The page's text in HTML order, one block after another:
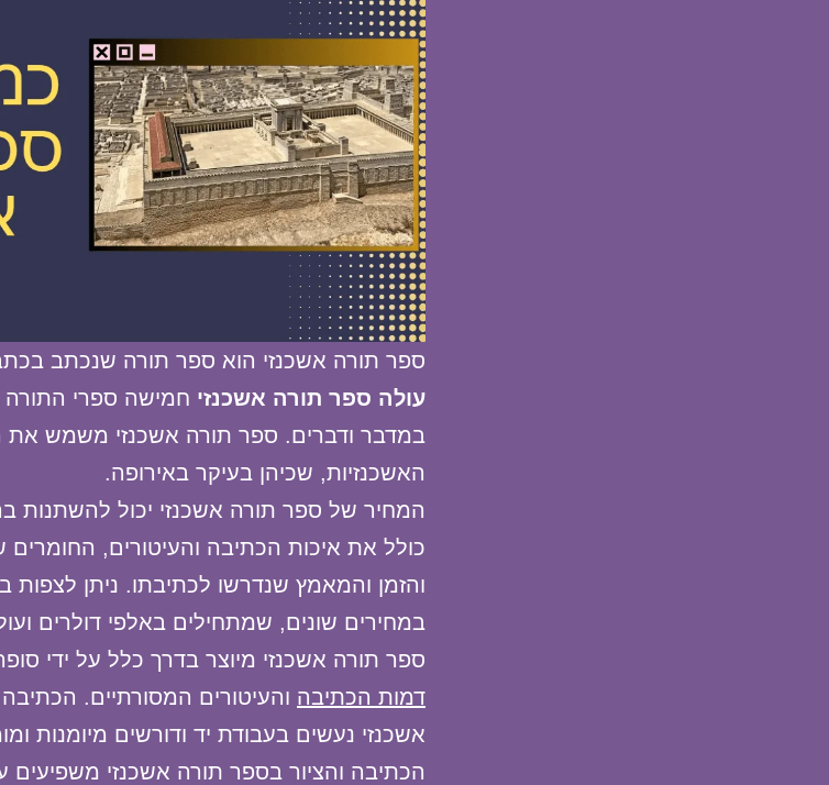
ספר תורה אשכנזי הוא ספר תורה שנכתב
עולה ספר תורה אשכנזי חמישה ספרי
במדבר ודברים. ספר תורה אשכנזי משמש את
האשכנזיות, שכיהן בעיקר באירופה.
המחיר של ספר תורה אשכנזי יכול להשתנות
כולל את איכות הכתיבה והעיטורים,
והזמן והמאמץ שנדרשו לכתיבתו. ניתן לצפות
במחירים שונים, שמתחילים באלפי דולרים
ספר תורה אשכנזי מיוצר בדרך כלל על ידי סופר
דמות הכתיבה והעיטורים המסורתיים.
אשכנזי נעשים בעבודת יד ודורשים מיומנות
הכתיבה והציור בספר תורה אשכנזי משפיעים